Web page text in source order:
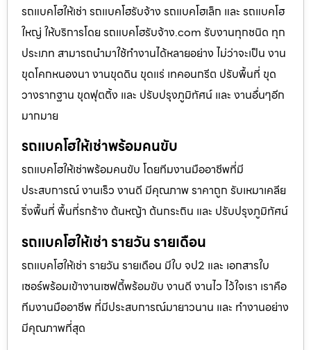
รถแบคโฮให้เช่า รถแบคโฮรับจ้าง รถแบคโฮเล็ก และ รถแบคโฮ
ใหญ่ ให้บริการโดย รถแบคโฮรับจ้าง.com รับงานทุกชนิด ทุก
ประเภท สามารถนำมาใช้ทำงานได้หลายอย่าง ไม่ว่าจะเป็น งาน
ขุดโคกหนองนา งานขุดดิน ขุดแร่ เทคอนกรีต ปรับพื้นที่ ขุด
วางรากฐาน ขุดฟุตติ้ง และ ปรับปรุงภูมิทัศน์ และ งานอื่นๆอีก
มากมาย
รถแบคโฮให้เช่าพร้อมคนขับ
รถแบคโฮให้เช่าพร้อมคนขับ โดยทีมงานมืออาชีพที่มี
ประสบการณ์ งานเร็ว งานดี มีคุณภาพ ราคาถูก รับเหมาเคลีย
ริ่งพื้นที่ พื้นที่รกร้าง ต้นหญ้า ต้นกระถิน และ ปรับปรุงภูมิทัศน์
รถแบคโฮให้เช่า รายวัน รายเดือน
รถแบคโฮให้เช่า รายวัน รายเดือน มีใบ จป2 และ เอกสารใบ
เซอร์พร้อมเข้างานเซฟตี้พร้อมขับ งานดี งานไว ไว้ใจเรา เราคือ
ทีมงานมืออาชีพ ที่มีประสบการณ์มายาวนาน และ ทำงานอย่าง
มีคุณภาพที่สุด